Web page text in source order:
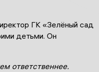
ГК «Зелёный сад
детьми. Он
ответственнее.